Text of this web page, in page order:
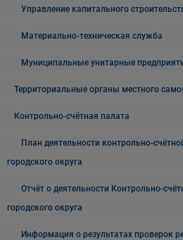
Управление капитального
Материально-техническая служба
Муниципальные унитарные
Территориальные органы местного
Контрольно-счётная палата
План деятельности контрольно-
городского округа
Отчёт о деятельности Контрольно-
городского округа
Информация о результатах проверок